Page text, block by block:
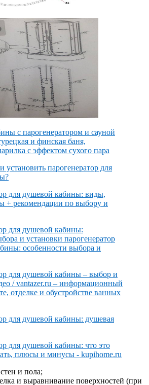
и пола;
и выравнивание поверхностей (при